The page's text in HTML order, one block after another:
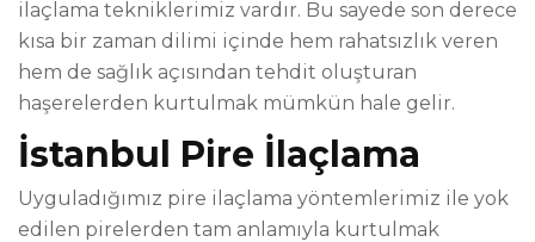
ilaçlama tekniklerimiz vardır. Bu sayede son derece
kısa bir zaman dilimi içinde hem rahatsızlık veren
hem de sağlık açısından tehdit oluşturan
haşerelerden kurtulmak mümkün hale gelir.
İstanbul Pire İlaçlama
Uyguladığımız pire ilaçlama yöntemlerimiz ile yok
edilen pirelerden tam anlamıyla kurtulmak